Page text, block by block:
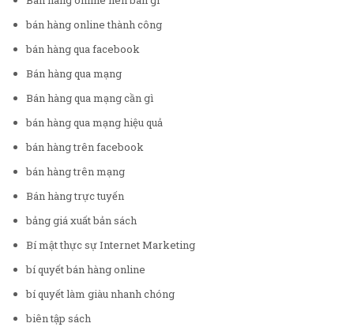
bán hàng online thành công
bán hàng qua facebook
Bán hàng qua mạng
Bán hàng qua mạng cần gì
bán hàng qua mạng hiệu quả
bán hàng trên facebook
bán hàng trên mạng
Bán hàng trực tuyến
bảng giá xuất bản sách
Bí mật thực sự Internet Marketing
bí quyết bán hàng online
bí quyết làm giàu nhanh chóng
biên tập sách